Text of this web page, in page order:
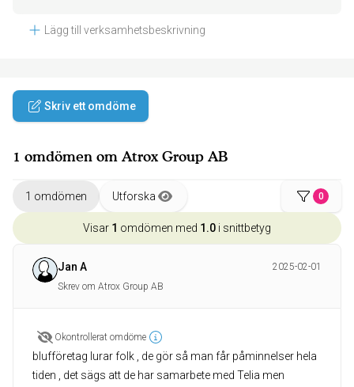
Lägg till verksamhetsbeskrivning
Skriv ett omdöme
1 omdömen om Atrox Group AB
1 omdömen Utforska 0
Visar 1 omdömen med 1.0 i snittbetyg
Jan A
2025-02-01
Skrev om Atrox Group AB
Okontrollerat omdöme
blufföretag lurar folk , de gör så man får påminnelser hela
tiden , det sägs att de har samarbete med Telia men